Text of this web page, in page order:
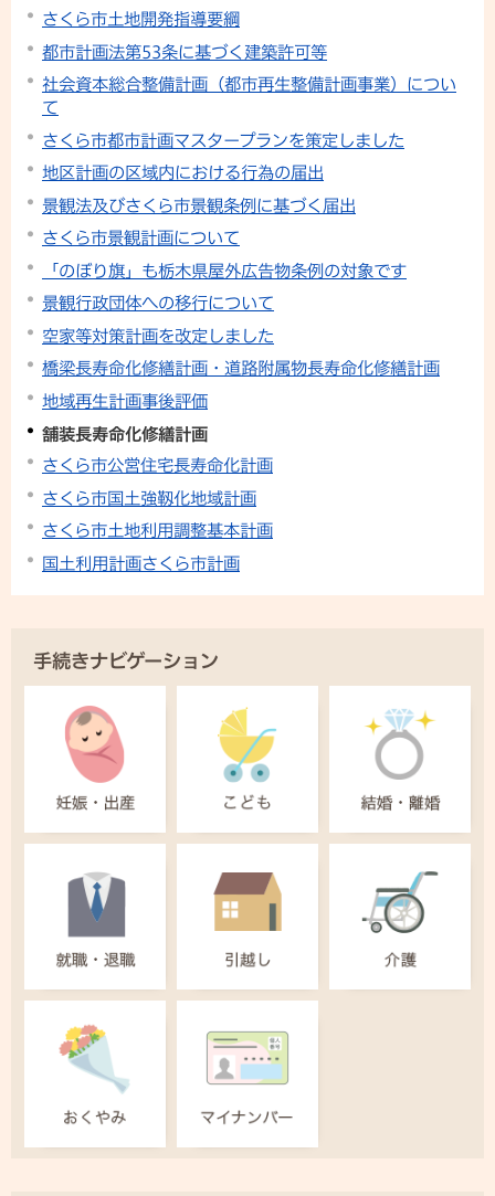
さくら市土地開発指導要綱
都市計画法第53条に基づく建築許可等
社会資本総合整備計画（都市再生整備計画事業）につい
て
さくら市都市計画マスタープランを策定しました
地区計画の区域内における行為の届出
景観法及びさくら市景観条例に基づく届出
さくら市景観計画について
「のぼり旗」も栃木県屋外広告物条例の対象です
景観行政団体への移行について
空家等対策計画を改定しました
橋梁長寿命化修繕計画・道路附属物長寿命化修繕計画
地域再生計画事後評価
舗装長寿命化修繕計画
さくら市公営住宅長寿命化計画
さくら市国土強靱化地域計画
さくら市土地利用調整基本計画
国土利用計画さくら市計画
手続きナビゲーション